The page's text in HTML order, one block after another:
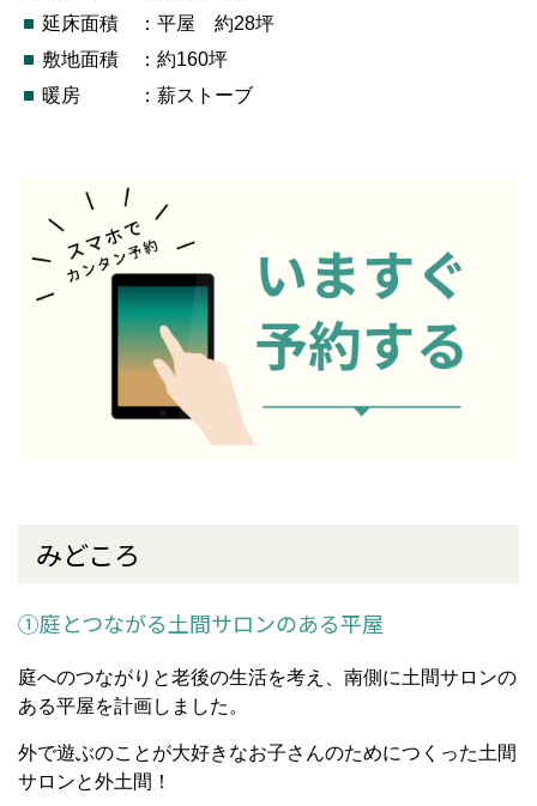
延床面積 ：平屋 約28坪
敷地面積 ：約160坪
暖房 ：薪ストーブ
みどころ
①庭とつながる土間サロンのある平屋
庭へのつながりと老後の生活を考え、南側に土間サロンの
ある平屋を計画しました。
外で遊ぶのことが大好きなお子さんのためにつくった土間
サロンと外土間！